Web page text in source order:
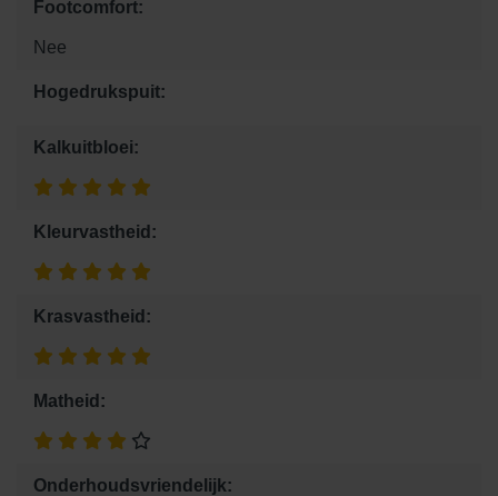
Footcomfort:
Nee
Hogedrukspuit:
Kalkuitbloei:
Kleurvastheid:
Krasvastheid:
Matheid:
Onderhoudsvriendelijk: